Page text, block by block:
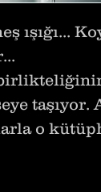
ışığı...
taşıyor.
o